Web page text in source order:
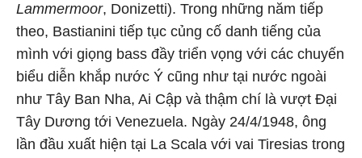
Lammermoor, Donizetti). Trong những năm tiếp
theo, Bastianini tiếp tục củng cố danh tiếng của
mình với giọng bass đầy triển vọng với các chuyến
biểu diễn khắp nước Ý cũng như tại nước ngoài
như Tây Ban Nha, Ai Cập và thậm chí là vượt Đại
Tây Dương tới Venezuela. Ngày 24/4/1948, ông
lần đầu xuất hiện tại La Scala với vai Tiresias trong